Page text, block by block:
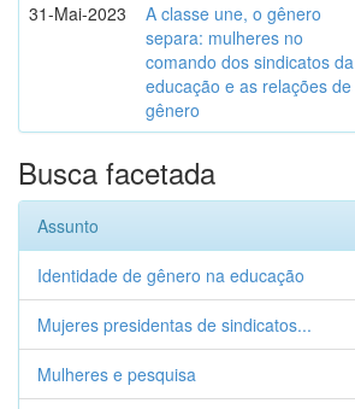
31-Mai-2023
A classe une, o gênero
separa: mulheres no
comando dos sindicatos da
educação e as relações de
gênero
Busca facetada
Assunto
Identidade de gênero na educação
Mujeres presidentas de sindicatos...
Mulheres e pesquisa